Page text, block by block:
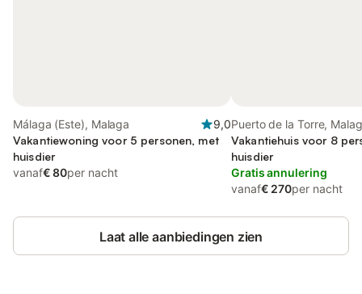
Málaga (Este), Malaga
9,0
Vakantiewoning voor 5 personen, met
huisdier
vanaf€ 80per nacht
Puerto de la Torre,
Vakantiehuis voor 8
huisdier
Gratis annulering
vanaf€ 270per nacht
Laat alle aanbiedingen zien